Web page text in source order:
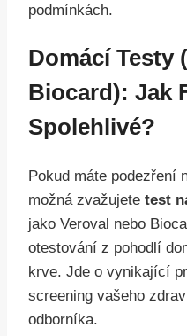
podmínkách.
Domácí Testy
Biocard): Jak
Spolehlivé?
Pokud máte podezření
možná zvažujete test
jako Veroval nebo
otestování z pohodlí
krve. Jde o vynikající
screening vašeho
odborníka.